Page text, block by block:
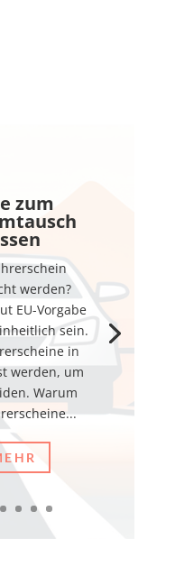
zum
werden?
EU-Vorgabe
sein.
in
werden, um
Warum